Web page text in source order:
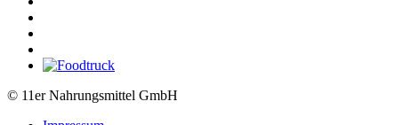
© 11er Nahrungsmittel GmbH